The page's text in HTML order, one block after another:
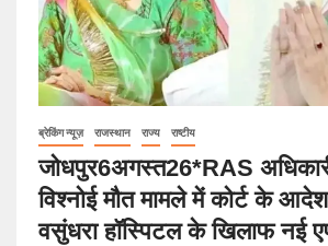
ब्रेकिंग न्यूज़ राजस्थान राज्य राष्टीय
जोधपुर6अगस्त26*RAS
विश्नोई मौत मामले में कोर्ट के
वसुंधरा हॉस्पिटल के खिलाफ नई